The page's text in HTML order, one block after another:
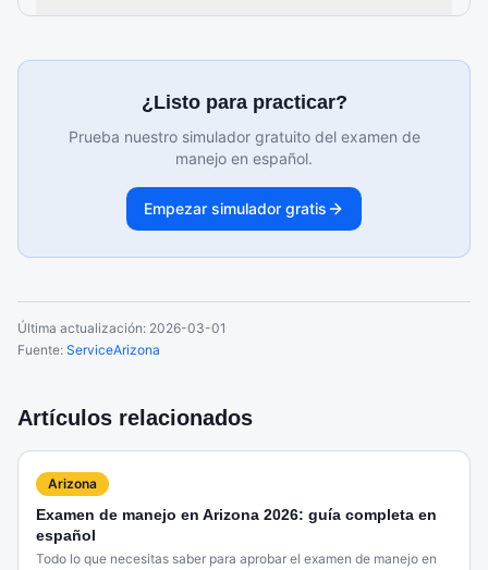
¿Listo para practicar?
Prueba nuestro simulador gratuito del examen de
manejo en español.
Empezar simulador gratis
Última actualización: 2026-03-01
Fuente: ServiceArizona
Artículos relacionados
Arizona
Examen de manejo en Arizona 2026: guía completa en
español
Todo lo que necesitas saber para aprobar el examen de manejo en